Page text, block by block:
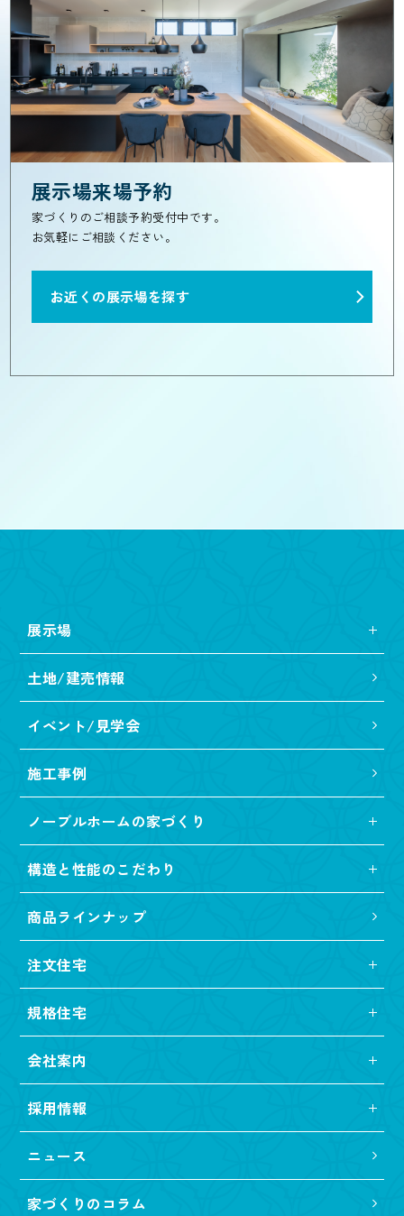
展示場来場予約
家づくりのご相談予約受付中です。
お気軽にご相談ください。
お近くの展示場を探す
展示場
土地/建売情報
イベント/見学会
施工事例
ノーブルホームの家づくり
構造と性能のこだわり
商品ラインナップ
注文住宅
規格住宅
会社案内
採用情報
ニュース
家づくりのコラム